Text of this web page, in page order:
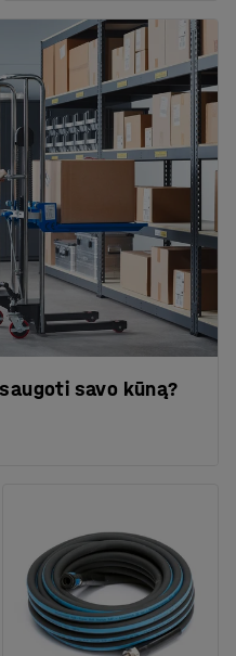
savo kūną?